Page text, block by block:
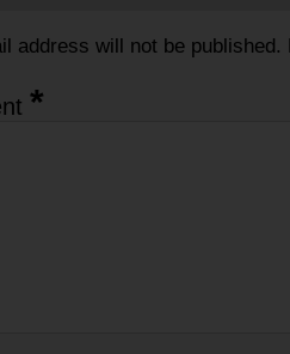
address will not be published.
*